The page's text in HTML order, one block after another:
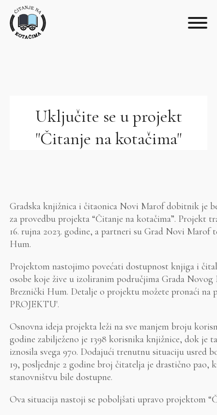
Uključite se u projekt
"Čitanje na kotačima"
Gradska knjižnica i čitaonica Novi Marof dobitnik je
za provedbu projekta “Čitanje na kotačima”. Projekt
16. rujna 2023. godine, a partneri su Grad Novi Marof
Hum.
Projektom nastojimo povećati dostupnost knjiga i
osobe koje žive u izoliranim područjima Grada
Breznički Hum. Detalje o projektu možete pronaći na
PROJEKTU'.
Osnovna ideja projekta leži na sve manjem broju
godine zabilježeno je 1398 korisnika knjižnice, dok je
iznosila svega 970. Dodajući trenutnu situaciju usred
19, posljednje 2 godine broj čitatelja je drastično pao,
stanovništvu bile dostupne.
Ova situacija nastoji se poboljšati upravo projektom